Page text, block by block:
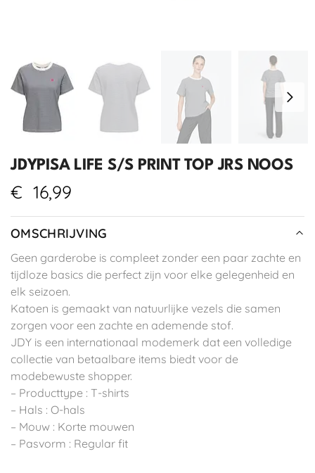
JDYPISA LIFE S/S PRINT TOP JRS NOOS
€ 16,99
OMSCHRIJVING
Geen garderobe is compleet zonder een paar zachte en
tijdloze basics die perfect zijn voor elke gelegenheid en
elk seizoen.
Katoen is gemaakt van natuurlijke vezels die samen
zorgen voor een zachte en ademende stof.
JDY is een internationaal modemerk dat een volledige
collectie van betaalbare items biedt voor de
modebewuste shopper.
– Producttype : T-shirts
– Hals : O-hals
– Mouw : Korte mouwen
– Pasvorm : Regular fit